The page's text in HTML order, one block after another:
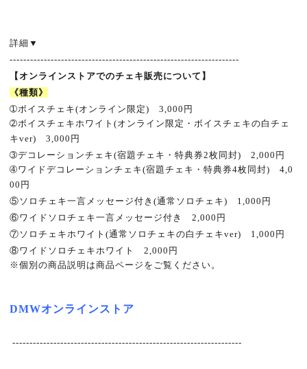
詳細 ▼
-------------------------------------------------------------------
【オンラインストアでのチェキ販売について】
《種類》
➀ボイスチェキ(オンライン限定) 3,000 円
➁ボイスチェキホワイト(オンライン限定・ボイスチェキの白チェ
キver) 3,000 円
➂デコレーションチェキ(宿題チェキ・特典券2枚同封) 2,000 円
➃ワイドデコレーションチェキ(宿題チェキ・特典券4枚同封)
4,0
00 円
⑤ ソロチェキ一言メッセージ付き(通常ソロチェキ) 1,000 円
⑥ワイドソロチェキ一言メッセージ付き2,000 円
⑦ ソロチェキホワイト(通常ソロチェキの白チェキver) 1,000 円
⑧ワイドソロチェキホワイト2,000 円
※個別の商品説明は商品ページをご覧ください。
DMWオンラインストア
-------------------------------------------------------------------